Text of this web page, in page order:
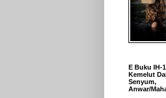
E Buku IH-
Kemelut
Senyum,
Anwar/